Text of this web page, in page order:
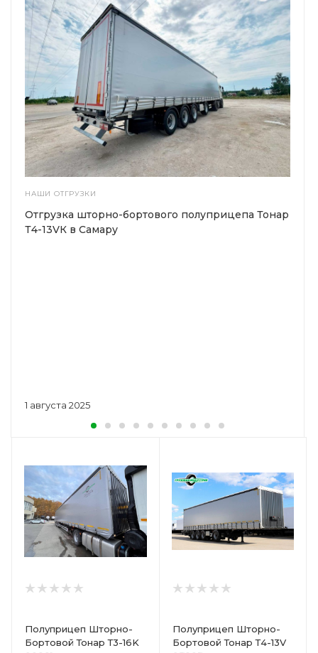
НАШИ ОТГРУЗКИ
1 августа 2025
Отгрузка шторно-бортового полуприцепа Тонар
Т4-13VК в Самару
Полуприцеп Шторно-
Бортовой Тонар Т3-16K
Полуприцеп Шторно-
Бортовой Тонар Т4-13V